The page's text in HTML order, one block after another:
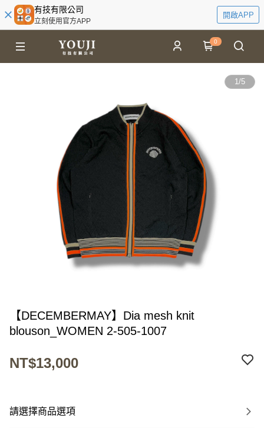
有技有限公司
立刻使用官方APP
開啟APP
0
1/5
【DECEMBERMAY】Dia mesh knit
blouson_WOMEN 2-505-1007
NT$13,000
請選擇商品選項